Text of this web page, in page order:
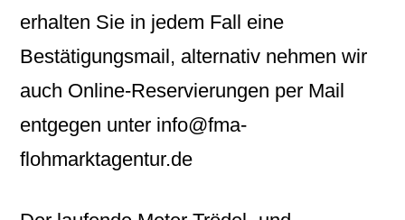
erhalten Sie in jedem Fall eine
Bestätigungsmail, alternativ nehmen wir
auch Online-Reservierungen per Mail
entgegen unter info@fma-
flohmarktagentur.de